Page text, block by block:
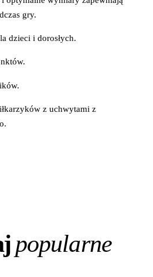
gry.
dzieci i dorosłych.
z uchwytami z
popularne